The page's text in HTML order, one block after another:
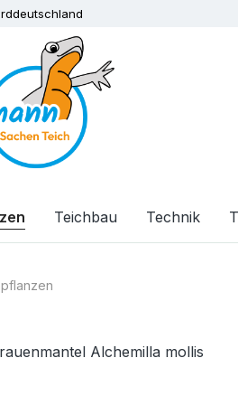
springen
Teichbau Technik